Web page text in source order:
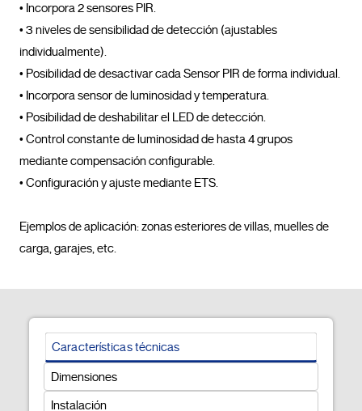
• Incorpora 2 sensores PIR.
• 3 niveles de sensibilidad de detección (ajustables
individualmente).
• Posibilidad de desactivar cada Sensor PIR de forma individual.
• Incorpora sensor de luminosidad y temperatura.
• Posibilidad de deshabilitar el LED de detección.
• Control constante de luminosidad de hasta 4 grupos
mediante compensación configurable.
• Configuración y ajuste mediante ETS.
Ejemplos de aplicación: zonas esteriores de villas, muelles de
Características técnicas
Dimensiones
Instalación